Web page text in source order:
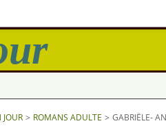
> ROMANS ADULTE > GABRIËLE-